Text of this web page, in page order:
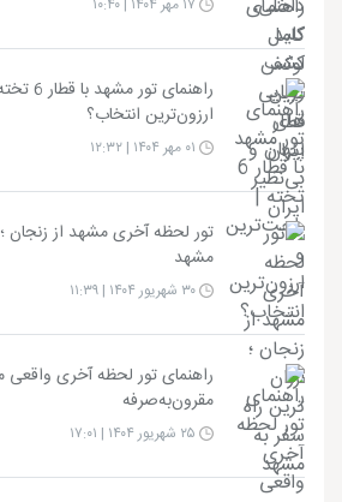
راهنمای
ارزون‌ترین انتخاب؟
تور لحظه آخری مشهد از زنجان ؛
مشهد
راهنمای تور لحظه آخری
مقرون‌به‌صرفه